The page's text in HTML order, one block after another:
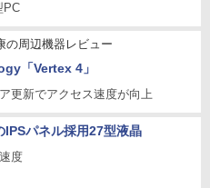
PC
の周辺機器レビュー
「Vertex 4」
更新でアクセス速度が向上
IPSパネル採用27型液晶
度